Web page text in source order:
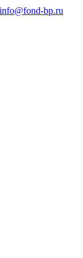
info@fond-bp.ru